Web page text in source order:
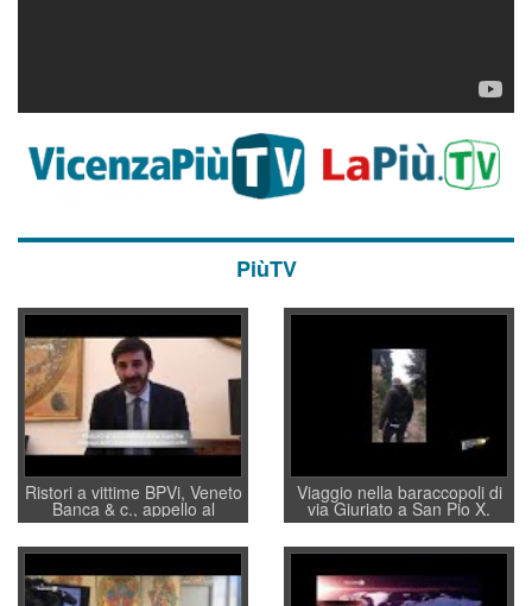
PiùTV
Ristori a vittime BPVi, Veneto
Banca & c., appello al
sottosegretario Alessio
Villarosa: per mettere ordine
convochi con Di Maio CNCU
a supporto della cabina di
regia al Mef
Viaggio nella baraccopoli di
via Giuriato a San Pio X.
Vicenza ai Vicentini: “faremo
un regalo di Natale ai
residenti”